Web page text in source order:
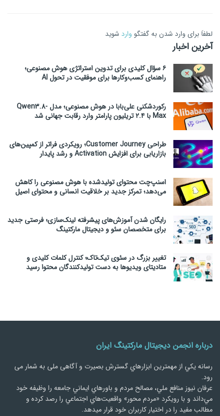
لطفاَ برای وارد شدن به گفتگو وارد شوید
آخرین اخبار
۶ سؤال کلیدی برای تدوین استراتژی هوش مصنوعی؛
راهنمای کسب‌وکارها برای موفقیت در تحول AI
رکوردشکنی علی‌بابا در هوش مصنوعی؛ مدل Qwen3.8-
Max با ۲.۴ تریلیون پارامتر وارد رقابت جهانی شد
طراحی Customer Journey؛ رویکردی فراتر از کمپین‌های
بازاریابی برای افزایش Activation و رشد پایدار
اسنپ‌چت محتوای تولیدشده با هوش مصنوعی را کاهش
می‌دهد؛ تمرکز جدید بر خلاقیت انسانی و محتوای اصیل
رایگان شدن آموزش‌های پیشرفته لینک‌سازی؛ فرصتی جدید
برای متخصصان سئو و دیجیتال مارکتینگ
تغییر بزرگ در سئوی تیک‌تاک؛ کنترل کلمات کلیدی و
متادیتای ویدیوها به دست تولیدکنندگان محتوا رسید
درباره انجمن دیجیتال مارکتینگ ایران
رسانه يكي از مهمترین ابزارهاي گسترش بصیرت و آگاهی ملی به شمار می
رود.
عرفان نیوز منافع ملي، مصالح مردم و باورهاي ايماني جامعه را وظيفه خود
مي‌داند و با رويكرد «مردم‌ محور» واقعيت‌هاي اجتماعي را رصد کرده و
مطالب مفید را در اختیار کاربران خود قرار میدهد.